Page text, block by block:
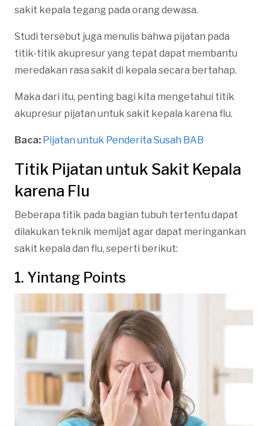
sakit kepala tegang pada orang dewasa.
Studi tersebut juga menulis bahwa pijatan pada
titik-titik akupresur yang tepat dapat membantu
meredakan rasa sakit di kepala secara bertahap.
Maka dari itu, penting bagi kita mengetahui titik
akupresur pijatan untuk sakit kepala karena flu.
Baca: Pijatan untuk Penderita Susah BAB
Titik Pijatan untuk Sakit Kepala
karena Flu
Beberapa titik pada bagian tubuh tertentu dapat
dilakukan teknik memijat agar dapat meringankan
sakit kepala dan flu, seperti berikut:
1. Yintang Points